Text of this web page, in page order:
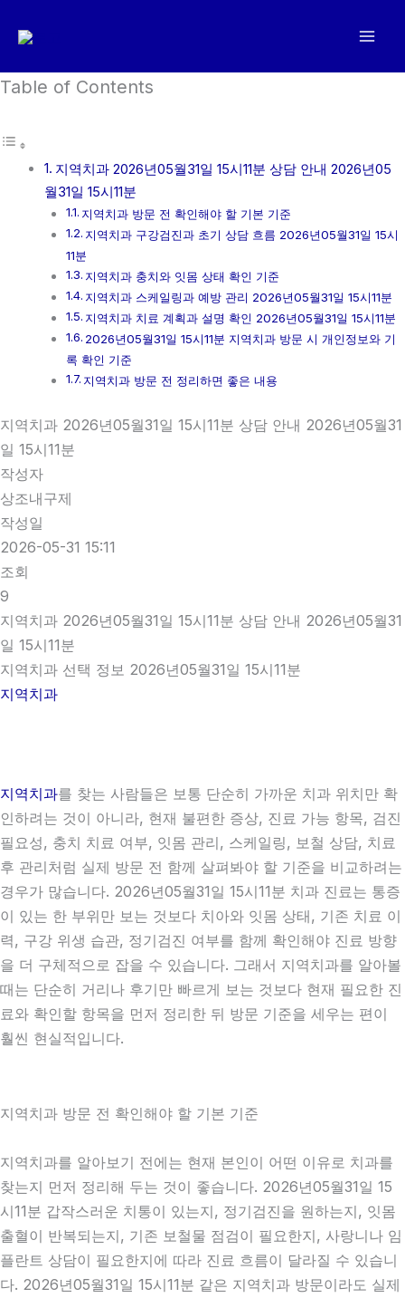
로
너
Table of Contents
지역치과 2026년05월31일 15시11분 상담 안내 2026년05
월31일 15시11분
지역치과 방문 전 확인해야 할 기본 기준
지역치과 구강검진과 초기 상담 흐름 2026년05월31일 15시
11분
지역치과 충치와 잇몸 상태 확인 기준
지역치과 스케일링과 예방 관리 2026년05월31일 15시11분
지역치과 치료 계획과 설명 확인 2026년05월31일 15시11분
2026년05월31일 15시11분 지역치과 방문 시 개인정보와 기
록 확인 기준
지역치과 방문 전 정리하면 좋은 내용
지역치과 2026년05월31일 15시11분 상담 안내 2026년05월31
일 15시11분
작성자
상조내구제
작성일
2026-05-31 15:11
조회
9
지역치과 2026년05월31일 15시11분 상담 안내 2026년05월31
일 15시11분
지역치과 선택 정보 2026년05월31일 15시11분
지역치과
지역치과를 찾는 사람들은 보통 단순히 가까운 치과 위치만 확
인하려는 것이 아니라, 현재 불편한 증상, 진료 가능 항목, 검진
필요성, 충치 치료 여부, 잇몸 관리, 스케일링, 보철 상담, 치료
후 관리처럼 실제 방문 전 함께 살펴봐야 할 기준을 비교하려는
경우가 많습니다. 2026년05월31일 15시11분 치과 진료는 통증
이 있는 한 부위만 보는 것보다 치아와 잇몸 상태, 기존 치료 이
력, 구강 위생 습관, 정기검진 여부를 함께 확인해야 진료 방향
을 더 구체적으로 잡을 수 있습니다. 그래서 지역치과를 알아볼
때는 단순히 거리나 후기만 빠르게 보는 것보다 현재 필요한 진
료와 확인할 항목을 먼저 정리한 뒤 방문 기준을 세우는 편이
훨씬 현실적입니다.
지역치과 방문 전 확인해야 할 기본 기준
지역치과를 알아보기 전에는 현재 본인이 어떤 이유로 치과를
찾는지 먼저 정리해 두는 것이 좋습니다. 2026년05월31일 15
시11분 갑작스러운 치통이 있는지, 정기검진을 원하는지, 잇몸
출혈이 반복되는지, 기존 보철물 점검이 필요한지, 사랑니나 임
플란트 상담이 필요한지에 따라 진료 흐름이 달라질 수 있습니
다. 2026년05월31일 15시11분 같은 지역치과 방문이라도 실제